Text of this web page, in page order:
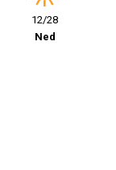
12/28
Ned